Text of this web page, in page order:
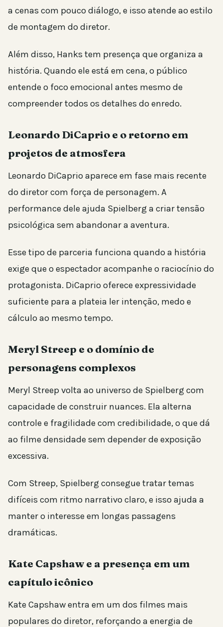
a cenas com pouco diálogo, e isso atende ao estilo
de montagem do diretor.
Além disso, Hanks tem presença que organiza a
história. Quando ele está em cena, o público
entende o foco emocional antes mesmo de
compreender todos os detalhes do enredo.
Leonardo DiCaprio e o retorno em
projetos de atmosfera
Leonardo DiCaprio aparece em fase mais recente
do diretor com força de personagem. A
performance dele ajuda Spielberg a criar tensão
psicológica sem abandonar a aventura.
Esse tipo de parceria funciona quando a história
exige que o espectador acompanhe o raciocínio do
protagonista. DiCaprio oferece expressividade
suficiente para a plateia ler intenção, medo e
cálculo ao mesmo tempo.
Meryl Streep e o domínio de
personagens complexos
Meryl Streep volta ao universo de Spielberg com
capacidade de construir nuances. Ela alterna
controle e fragilidade com credibilidade, o que dá
ao filme densidade sem depender de exposição
excessiva.
Com Streep, Spielberg consegue tratar temas
difíceis com ritmo narrativo claro, e isso ajuda a
manter o interesse em longas passagens
dramáticas.
Kate Capshaw e a presença em um
capítulo icônico
Kate Capshaw entra em um dos filmes mais
populares do diretor, reforçando a energia de